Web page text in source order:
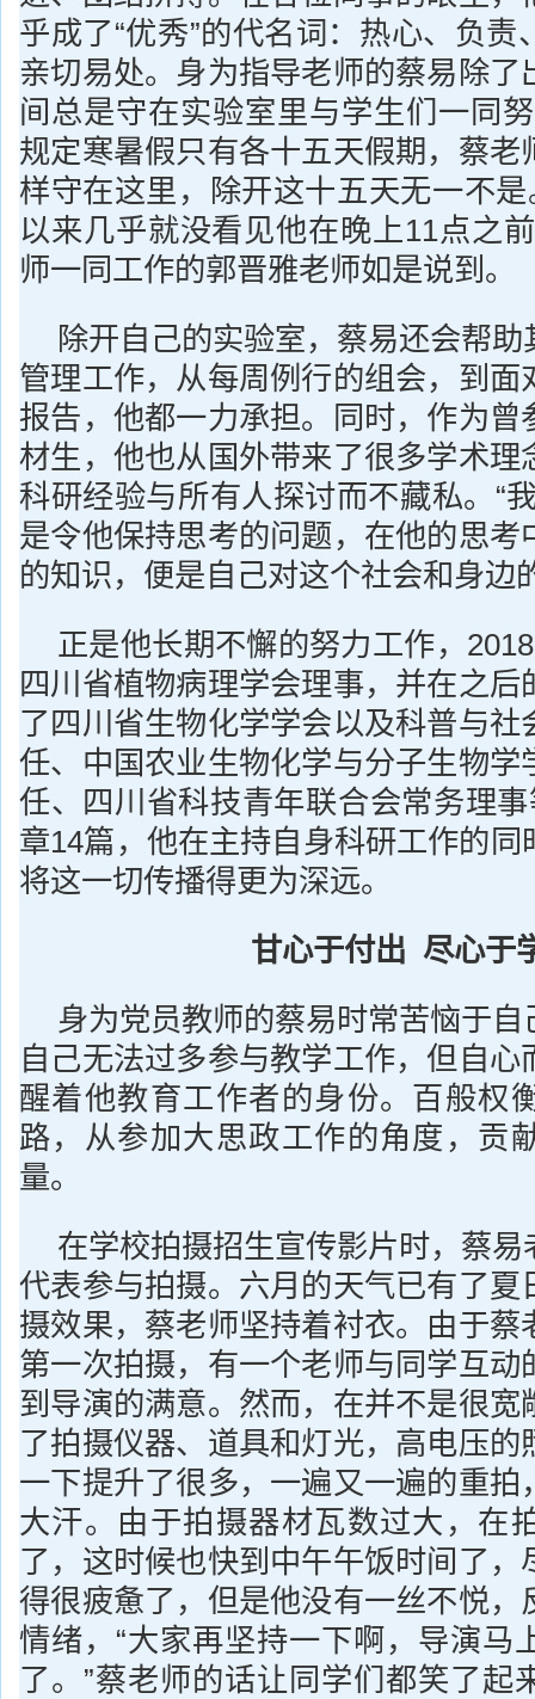
乎成了“优秀”的代名词：热心、负责
亲切易处。身为指导老师的蔡易除了
间总是守在实验室里与学生们一同
规定寒暑假只有各十五天假期，蔡老
样守在这里，除开这十五天无一不是
以来几乎就没看见他在晚上11点之
师一同工作的郭晋雅老师如是说到。
除开自己的实验室，蔡易还会帮
管理工作，从每周例行的组会，到面
报告，他都一力承担。同时，作为曾
材生，他也从国外带来了很多学术理
科研经验与所有人探讨而不藏私。“
是令他保持思考的问题，在他的思考
的知识，便是自己对这个社会和身边
正是他长期不懈的努力工作，
四川省植物病理学会理事，并在之后
了四川省生物化学学会以及科普与社
任、中国农业生物化学与分子生物学
任、四川省科技青年联合会常务理
章14篇，他在主持自身科研工作的同
将这一切传播得更为深远。
甘心于付出 尽心于
身为党员教师的蔡易时常苦恼于
自己无法过多参与教学工作，但自心
醒着他教育工作者的身份。百般权
路，从参加大思政工作的角度，贡
量。
在学校拍摄招生宣传影片时，蔡
代表参与拍摄。六月的天气已有了夏
摄效果，蔡老师坚持着衬衣。由于蔡
第一次拍摄，有一个老师与同学互动
到导演的满意。然而，在并不是很宽
了拍摄仪器、道具和灯光，高电压的
一下提升了很多，一遍又一遍的重拍
大汗。由于拍摄器材瓦数过大，在
了，这时候也快到中午午饭时间了，
得很疲惫了，但是他没有一丝不悦，
情绪，“大家再坚持一下啊，导演马
了。”蔡老师的话让同学们都笑了起